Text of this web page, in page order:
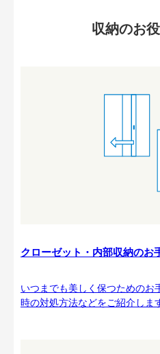
収納のお
クローゼット・内部収納のお
いつまでも美しく保つためのお
時の対処方法などをご紹介しま